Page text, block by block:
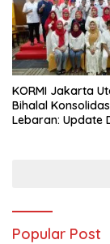
KORMI Jakarta
Bihalal
Lebaran: Update
Popular Post